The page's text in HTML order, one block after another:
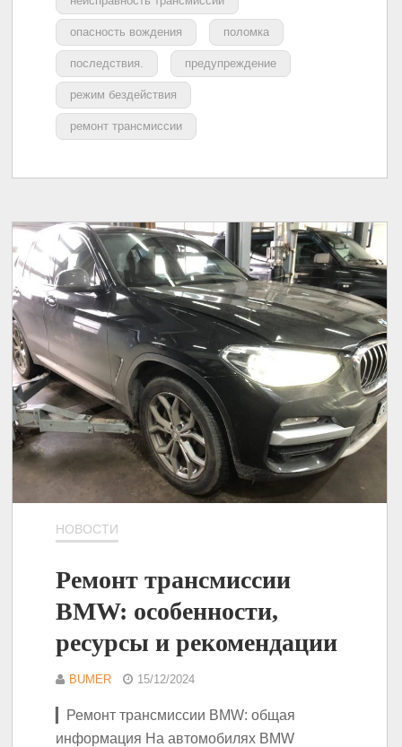
опасность вождения поломка
последствия. предупреждение
режим бездействия
ремонт трансмиссии
НОВОСТИ
Ремонт трансмиссии
BMW: особенности,
ресурсы и рекомендации
BUMER 15/12/2024
▎Ремонт трансмиссии BMW: общая
информация На автомобилях BMW